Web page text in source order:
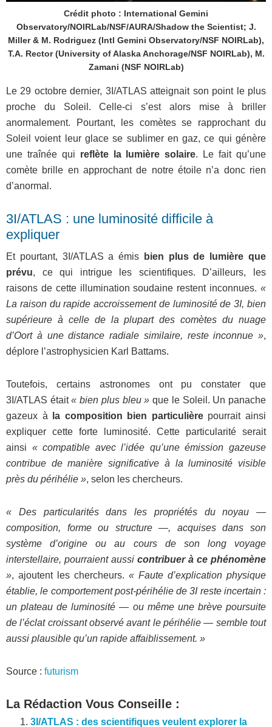
Crédit photo : International Gemini
Observatory/NOIRLab/NSF/AURA/Shadow the Scientist; J.
Miller & M. Rodriguez (Intl Gemini Observatory/NSF NOIRLab),
T.A. Rector (University of Alaska Anchorage/NSF NOIRLab), M.
Zamani (NSF NOIRLab)
Le 29 octobre dernier, 3I/ATLAS atteignait son point le plus
proche du Soleil. Celle-ci s’est alors mise à briller
anormalement. Pourtant, les comètes se rapprochant du
Soleil voient leur glace se sublimer en gaz, ce qui génère
une traînée qui reflète la lumière solaire. Le fait qu’une
comète brille en approchant de notre étoile n’a donc rien
d’anormal.
3I/ATLAS : une luminosité difficile à
expliquer
Et pourtant, 3I/ATLAS a émis
bien plus de lumière que
prévu, ce qui intrigue les scientifiques. D’ailleurs, les
raisons de cette illumination soudaine restent inconnues. «
La raison du rapide accroissement de luminosité de 3I, bien
supérieure à celle de la plupart des comètes du nuage
d’Oort à une distance radiale similaire, reste inconnue »,
déplore l’astrophysicien Karl Battams.
Toutefois, certains astronomes ont pu constater que
3I/ATLAS était« bien plus bleu » que le Soleil. Un panache
gazeux à
la composition bien particulièrepourrait ainsi
expliquer cette forte luminosité. Cette particularité serait
ainsi « compatible avec l’idée qu’une émission gazeuse
contribue de manière significative à la luminosité visible
près du périhélie », selon les chercheurs.
« Des particularités dans les propriétés du noyau —
composition, forme ou structure —, acquises dans son
système d’origine ou au cours de son long voyage
interstellaire, pourraient aussi contribuer à ce phénomène
», ajoutent les chercheurs. « Faute d’explication physique
établie, le comportement post-périhélie de 3I reste incertain :
un plateau de luminosité — ou même une brève poursuite
de l’éclat croissant observé avant le périhélie — semble tout
aussi plausible qu’un rapide affaiblissement. »
Source : futurism
La Rédaction Vous Conseille :
3I/ATLAS : des scientifiques veulent explorer la